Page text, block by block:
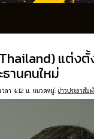
แต่งตั้
านคนใหม่
ลา 4:12 น. หมวดหมู่: ข่าวประชาสัม